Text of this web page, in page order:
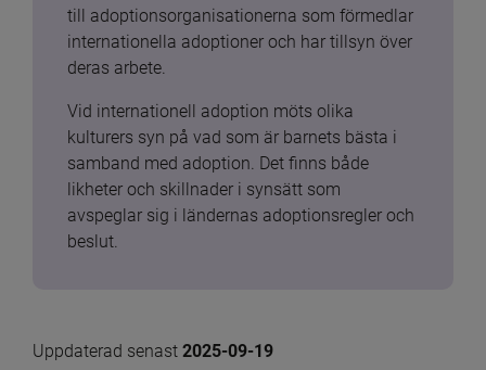
till adoptionsorganisationerna som förmedlar
internationella adoptioner och har tillsyn över
deras arbete.
Vid internationell adoption möts olika
kulturers syn på vad som är barnets bästa i
samband med adoption. Det finns både
likheter och skillnader i synsätt som
avspeglar sig i ländernas adoptionsregler och
beslut.
Uppdaterad senast 2025-09-19